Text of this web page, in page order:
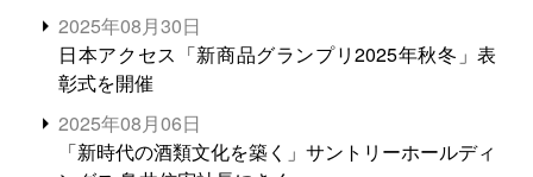
2025年08月30日
日本アクセス「新商品グランプリ2025年秋冬」表
彰式を開催
2025年08月06日
「新時代の酒類文化を築く」サントリーホールディ